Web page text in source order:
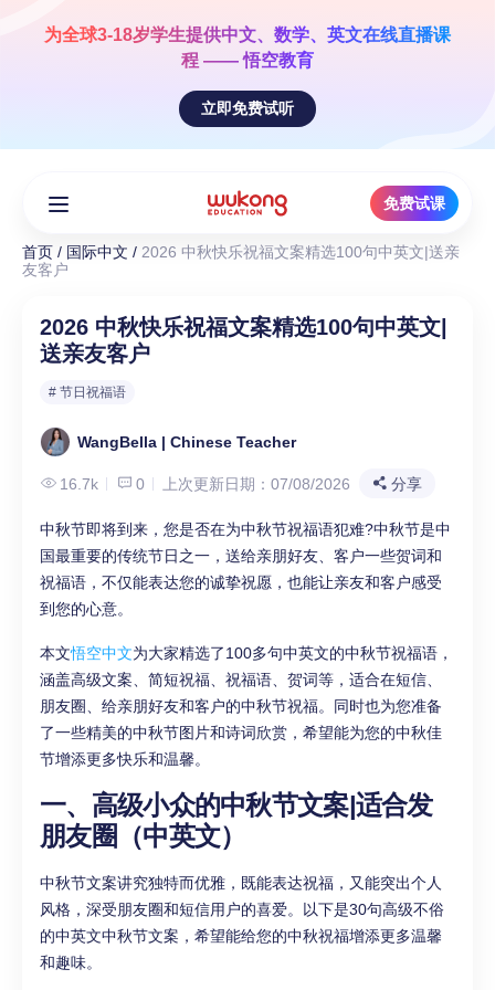
为全球3-18岁学生提供中文、数学、英文在线直播课
程 —— 悟空教育
立即免费试听
免费试课
首页 / 国际中文 / 2026 中秋快乐祝福文案精选100句中英文|送亲
友客户
2026 中秋快乐祝福文案精选100句中英文|
送亲友客户
# 节日祝福语
WangBella | Chinese Teacher
16.7k 0 上次更新日期：07/08/2026 分享
中秋节即将到来，您是否在为中秋节祝福语犯难?中秋节是中
国最重要的传统节日之一，送给亲朋好友、客户一些贺词和
祝福语，不仅能表达您的诚挚祝愿，也能让亲友和客户感受
到您的心意。
本文悟空中文为大家精选了100多句中英文的中秋节祝福语，
涵盖高级文案、简短祝福、祝福语、贺词等，适合在短信、
朋友圈、给亲朋好友和客户的中秋节祝福。同时也为您准备
了一些精美的中秋节图片和诗词欣赏，希望能为您的中秋佳
节增添更多快乐和温馨。
一、高级小众的中秋节文案|适合发
朋友圈（中英文）
中秋节文案讲究独特而优雅，既能表达祝福，又能突出个人
风格，深受朋友圈和短信用户的喜爱。以下是30句高级不俗
的中英文中秋节文案，希望能给您的中秋祝福增添更多温馨
和趣味。